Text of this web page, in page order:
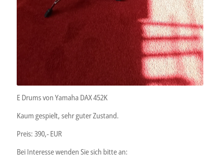
E Drums von Yamaha DAX 452K
Kaum gespielt, sehr guter Zustand.
Preis: 390,- EUR
Bei Interesse wenden Sie sich bitte an: